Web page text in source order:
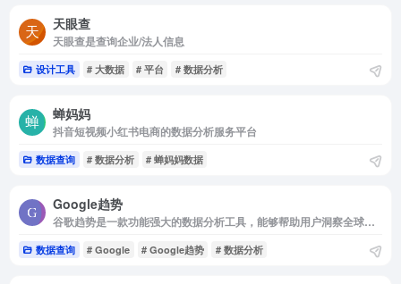
天眼查
天眼查是查询企业/法人信息
设计工具 # 大数据 # 平台 # 数据分析
蝉妈妈
抖音短视频小红书电商的数据分析服务平台
数据查询 # 数据分析 # 蝉妈妈数据
Google趋势
谷歌趋势是一款功能强大的数据分析工具，能够帮助用户洞察全球范围内的搜索趋势和热度变化。
数据查询 # Google # Google趋势 # 数据分析